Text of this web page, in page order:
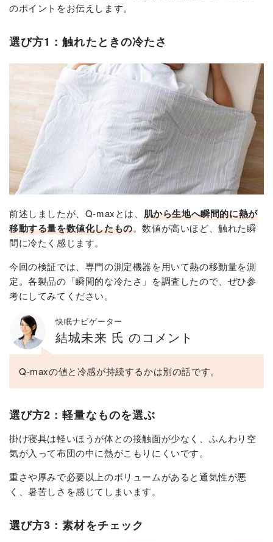
のポイントをお伝えします。
選び方1：触れたときの冷たさ
前述しましたが、Q-maxとは、 肌から生地へ瞬間的に熱が
移動する量を数値化したもの。数値が高いほど、触れた瞬
間に冷たく感じます。
今回の検証では、専門の測定機器を用いて熱の移動量を測
定。各製品の「瞬間的な冷たさ」を調査したので、ぜひ参
考にしてみてください。
快眠ナビゲーター
結城未来 氏 のコメント
Q-maxの値と冷感が持続するかは別の話です。
選び方2：軽量なものを選ぶ
掛け寝具は軽いほうが体との接触面が少なく、ふんわり空
気が入って布団の中に熱がこもりにくいです。
重さや厚みで必要以上のボリュームがあると通気性が悪
く、暑苦しさを感じてしまいます。
選び方3：素材をチェック